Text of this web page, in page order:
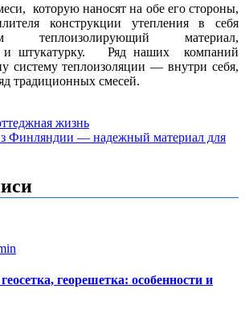
которую наносят на обе его стороны,
конструкции утепления в себя
теплоизолирующий материал,
и штукатурку. Ряд наших компаний
систему теплоизоляции — внутри себя,
традиционных смесей.
жизнь
Финляндии — надежный материал для
георешетка: особенности и